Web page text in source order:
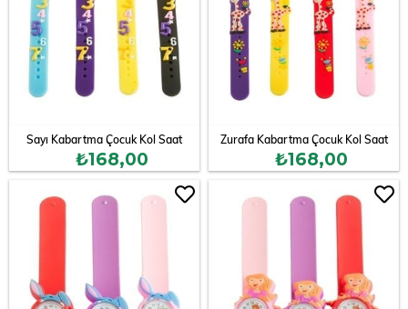
Sayı Kabartma Çocuk Kol Saat
₺168,00
Zurafa Kabartma Çocuk Kol Saat
₺168,00